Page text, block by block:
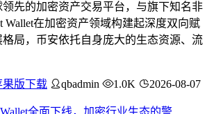
先的加密资产交易平台，与旗下知名非
Wallet在加密资产领域构建起深度双向赋
局，币安依托自身庞大的生态资源、流
果版下载 qbadmin 1.0K 2026-08-07